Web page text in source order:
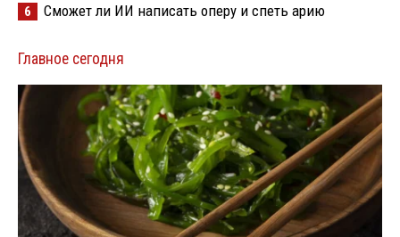
6 Сможет ли ИИ написать оперу и спеть арию
Главное сегодня